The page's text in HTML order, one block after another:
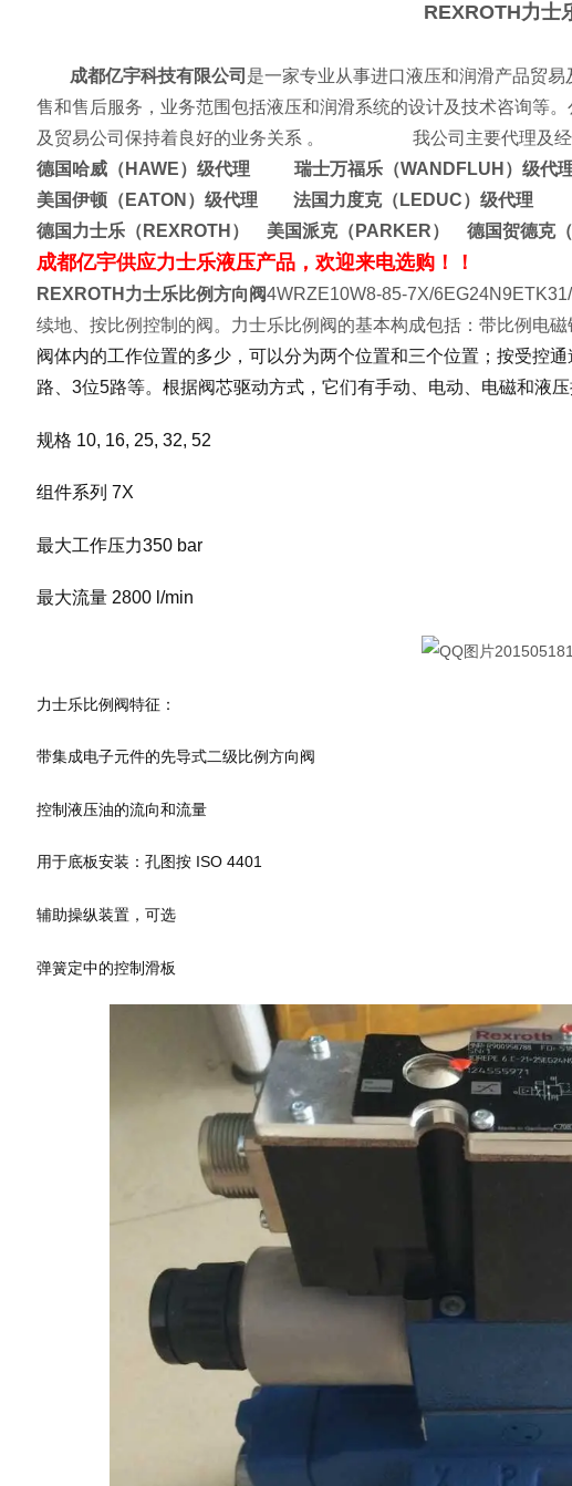
REXROTH力士
成都亿宇科技有限公司 是一家专业从事进口液压和润滑产品贸
售和售后服务，业务范围包括液压和润滑系统的设计及技术咨询等
及贸易公司保持着良好的业务关系 。 我公司主要代理及经营
德国哈威（HAWE）级代理 瑞士万福乐（WANDFLUH）级代
美国伊顿（EATON）级代理 法国力度克（LEDUC）级代理
德国力士乐（REXROTH） 美国派克（PARKER） 德国贺德克
成都亿宇供应力士乐液压产品，欢迎来电选购！！
REXROTH力士乐比例方向阀4WRZE10W8-85-7X/
续地、按比例控制的阀。力士乐比例阀的基本构成包括：带比例电
阀体内的工作位置的多少，可以分为两个位置和三个位置；按受控
路、3位5路等。根据阀芯驱动方式，它们有手动、电动、电磁和液压
规格 10, 16, 25, 32, 52
组件系列 7X
最大工作压力350 bar
最大流量 2800 l/min
力士乐比例阀特征：
带集成电子元件的先导式二级比例方向阀
控制液压油的流向和流量
用于底板安装：孔图按 ISO 4401
辅助操纵装置，可选
弹簧定中的控制滑板